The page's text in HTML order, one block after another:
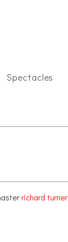
Spectacles
richard turner